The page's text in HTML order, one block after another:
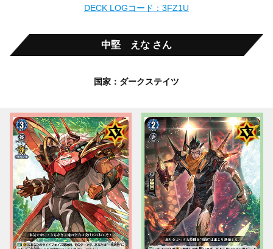
DECK LOGコード：3FZ1U
中堅 えな さん
国家：ダークステイツ